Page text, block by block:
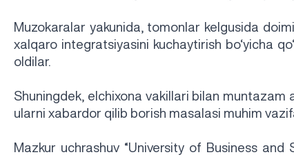
Muzokaralar yakunida, tomonlar kelgusida
xalqaro integratsiyasini kuchaytirish bo‘yicha
oldilar.
Shuningdek, elchixona vakillari bilan muntazam
ularni xabardor qilib borish masalasi muhim
Mazkur uchrashuv “University of Business